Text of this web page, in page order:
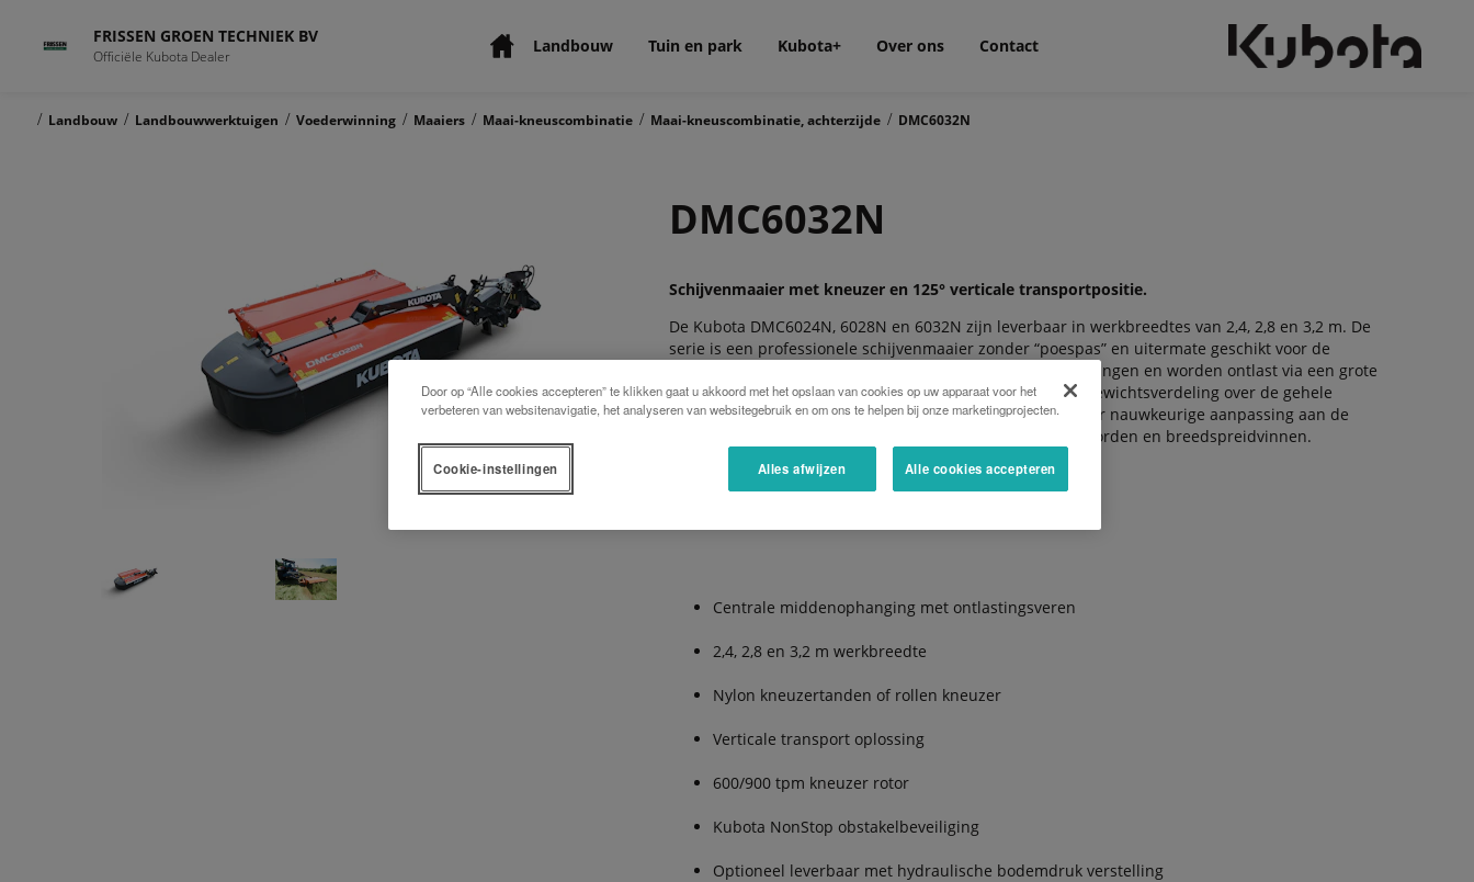
FRISSEN GROEN TECHNIEK BV
Officiële Kubota Dealer Landbouw Tuin en park Kubota+ Over ons Contact
/ Landbouw / Landbouwwerktuigen / Voederwinning / Maaiers / Maai-kneuscombinatie / Maai-kneuscombinatie, achterzijde / DMC6032N
DMC6032N
Schijvenmaaier met kneuzer en 125° verticale transportpositie.
De Kubota DMC6024N, 6028N en 6032N zijn leverbaar in werkbreedtes van 2,4, 2,8 en 3,2 m. De
serie is een professionele schijvenmaaier zonder “poespas” en uitermate geschikt voor de
(melk)veehouder. De maai-units zijn in het midden opgehangen en worden ontlast via een grote
bodemdrukveer. Dit concept zorgt voor een gelijkmatige gewichtsverdeling over de gehele
maaibreedte, bovendien een constantere, snellere en meer nauwkeurige aanpassing aan de
bodem. Standaard is de Farmer-serie voorzien van zwadborden en breedspreidvinnen.
Centrale middenophanging met ontlastingsveren
2,4, 2,8 en 3,2 m werkbreedte
Nylon kneuzertanden of rollen kneuzer
Verticale transport oplossing
600/900 tpm kneuzer rotor
Kubota NonStop obstakelbeveiliging
Optioneel leverbaar met hydraulische bodemdruk verstelling
Door op “Alle cookies accepteren” te klikken gaat u akkoord met het opslaan van cookies op uw apparaat voor het
verbeteren van websitenavigatie, het analyseren van websitegebruik en om ons te helpen bij onze marketingprojecten.
Alles afwijzen Alle cookies accepteren
Cookie-instellingen